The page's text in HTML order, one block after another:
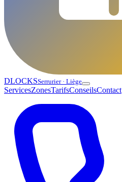
DLOCKSSerrurier · Liège
ServicesZonesTarifsConseilsContact